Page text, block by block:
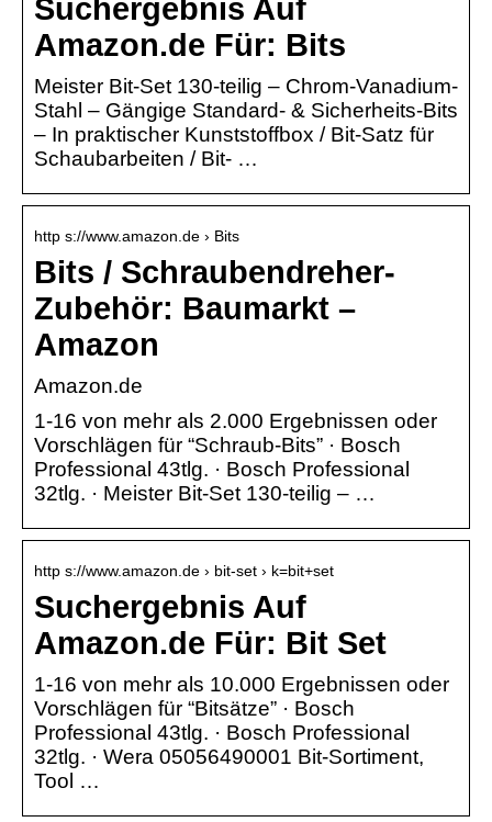
Suchergebnis Auf
Amazon.de Für: Bits
Meister Bit-Set 130-teilig – Chrom-Vanadium-
Stahl – Gängige Standard- & Sicherheits-Bits
– In praktischer Kunststoffbox / Bit-Satz für
Schaubarbeiten / Bit- …
http s://www.amazon.de › Bits
Bits / Schraubendreher-
Zubehör: Baumarkt –
Amazon
Amazon.de
1-16 von mehr als 2.000 Ergebnissen oder
Vorschlägen für “Schraub-Bits” · Bosch
Professional 43tlg. · Bosch Professional
32tlg. · Meister Bit-Set 130-teilig – …
http s://www.amazon.de › bit-set › k=bit+set
Suchergebnis Auf
Amazon.de Für: Bit Set
1-16 von mehr als 10.000 Ergebnissen oder
Vorschlägen für “Bitsätze” · Bosch
Professional 43tlg. · Bosch Professional
32tlg. · Wera 05056490001 Bit-Sortiment,
Tool …